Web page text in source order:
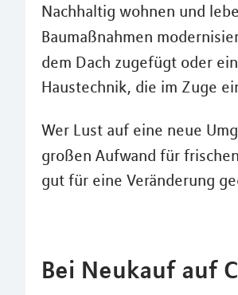
Nachhaltig wohnen und
Baumaßnahmen
dem Dach zugefügt oder
Haustechnik, die im Zuge
Wer Lust auf eine neue
großen Aufwand für
gut für eine Veränderung
Bei Neukauf auf